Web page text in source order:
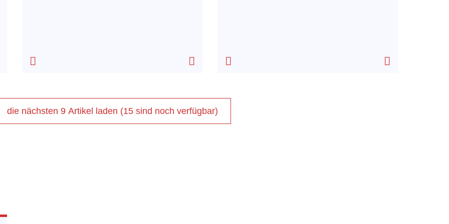
die nächsten 9 Artikel laden (15 sind noch verfügbar)